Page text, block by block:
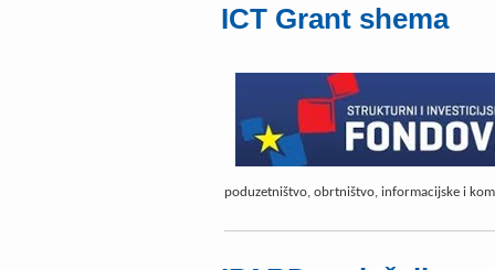
ICT Grant shema
poduzetništvo, obrtništvo, informacijske i